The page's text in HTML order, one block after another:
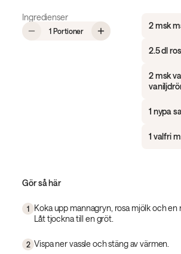
Ingredienser
1 Portioner, Proteinrik mannafrutti med
2 msk
2.5 dl
2 msk
1 nypa
1 valfri
Gör så här
1
Koka upp mannagryn, rosa mjölk och
Låt tjockna till en gröt.
2 Vispa ner vassle och stäng av värmen.